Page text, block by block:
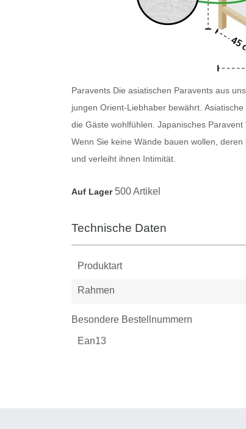
Paravents Die asiatischen Paravents aus
jungen Orient-Liebhaber bewährt.
die Gäste wohlfühlen. Japanisches Paravent
Wenn Sie keine Wände bauen wollen,
und verleiht ihnen Intimität.
Auf Lager 500 Artikel
Technische Daten
Produktart
Rahmen
Besondere Bestellnummern
Ean13